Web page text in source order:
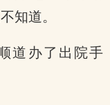
知道。
道办了出院手